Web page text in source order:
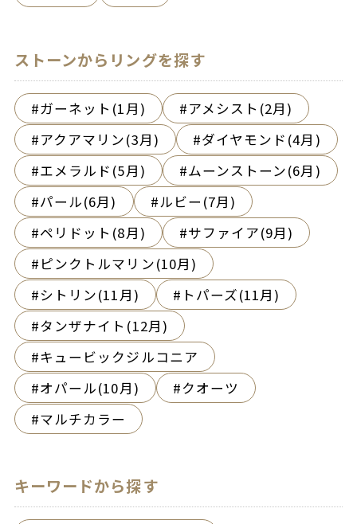
ストーンからリングを探す
ガーネット(1月)
アメシスト(2月)
アクアマリン(3月)
ダイヤモンド(4月)
エメラルド(5月)
ムーンストーン(6月)
パール(6月)
ルビー(7月)
ペリドット(8月)
サファイア(9月)
ピンクトルマリン(10月)
シトリン(11月)
トパーズ(11月)
タンザナイト(12月)
キュービックジルコニア
オパール(10月)
クオーツ
マルチカラー
キーワードから探す